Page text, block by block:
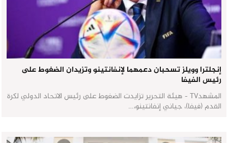
إنجلترا وويلز تسحبان دعمهما لإنفانتينو وتزيدان الضغوط على
رئيس الفيفا
المشهدTV - هيئة التحرير تزايدت الضغوط على رئيس الاتحاد الدولي لكرة
القدم (فيفا)، جياني إنفانتينو،…